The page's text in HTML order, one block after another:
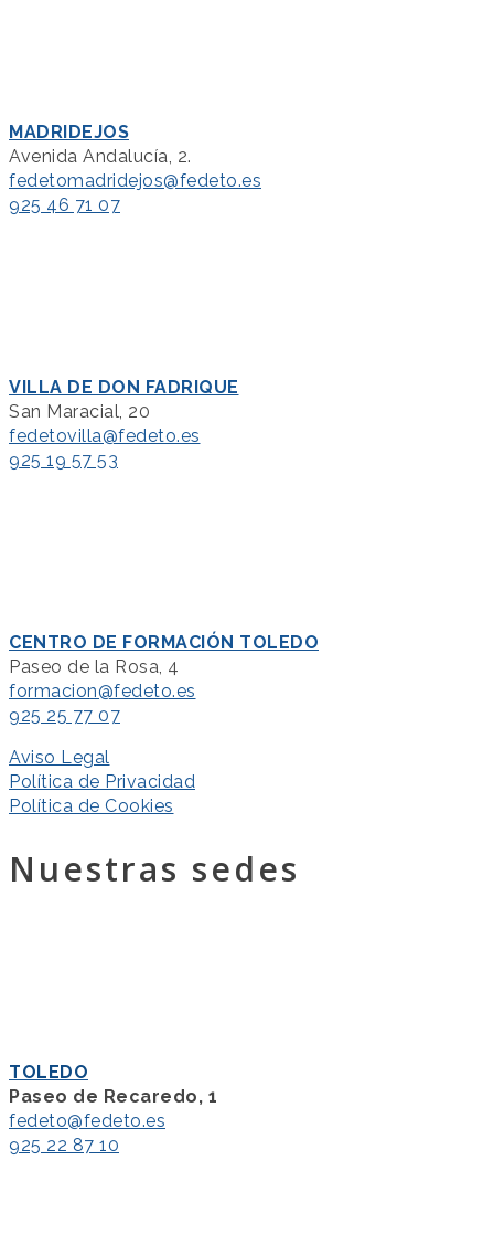
MADRIDEJOS
Avenida Andalucía, 2.
fedetomadridejos@fedeto.es
925 46 71 07
VILLA DE DON FADRIQUE
San Maracial, 20
fedetovilla@fedeto.es
925 19 57 53
CENTRO DE FORMACIÓN TOLEDO
Paseo de la Rosa, 4
formacion@fedeto.es
925 25 77 07
Aviso Legal
Política de Privacidad
Política de Cookies
Nuestras sedes
TOLEDO
Paseo de Recaredo, 1
fedeto@fedeto.es
925 22 87 10